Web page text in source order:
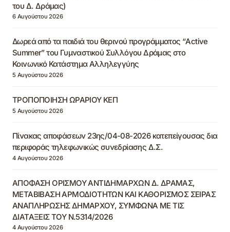
του Δ. Δράμας)
6 Αυγούστου 2026
Δωρεά από τα παιδιά του θερινού προγράμματος “Active
Summer” του Γυμναστικού Συλλόγου Δράμας στο
Κοινωνικό Κατάστημα Αλληλεγγύης
5 Αυγούστου 2026
ΤΡΟΠΟΠΟΙΗΣΗ ΩΡΑΡΙΟΥ ΚΕΠ
5 Αυγούστου 2026
Πίνακας αποφάσεων 23ης/04-08-2026 κατεπείγουσας δια
περιφοράς τηλεφωνικώς συνεδρίασης Δ.Σ.
4 Αυγούστου 2026
ΑΠΟΦΑΣΗ ΟΡΙΣΜΟΥ ΑΝΤΙΔΗΜΑΡΧΩΝ Δ. ΔΡΑΜΑΣ,
ΜΕΤΑΒΙΒΑΣΗ ΑΡΜΟΔΙΟΤΗΤΩΝ ΚΑΙ ΚΑΘΟΡΙΣΜΟΣ ΣΕΙΡΑΣ
ΑΝΑΠΛΗΡΩΣΗΣ ΔΗΜΑΡΧΟΥ, ΣΥΜΦΩΝΑ ΜΕ ΤΙΣ
ΔΙΑΤΑΞΕΙΣ ΤΟΥ Ν.5314/2026
4 Αυγούστου 2026